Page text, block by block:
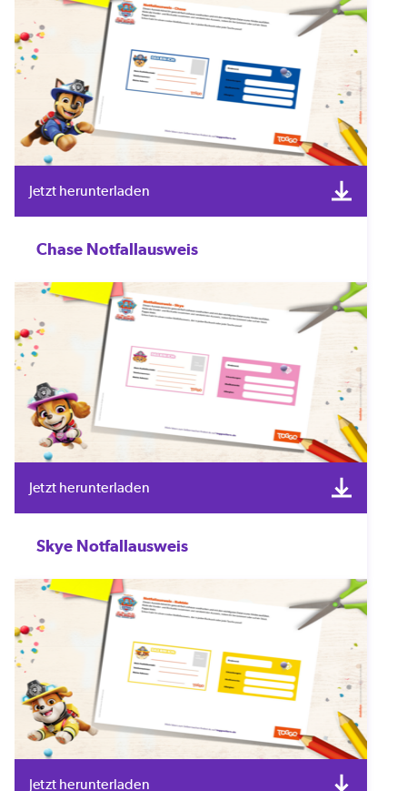
Jetzt herunterladen
Chase Notfallausweis
Jetzt herunterladen
Skye Notfallausweis
Jetzt herunterladen